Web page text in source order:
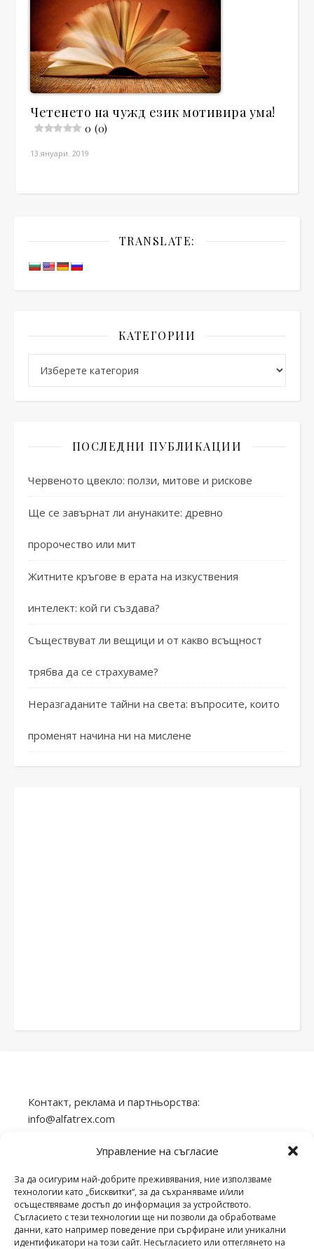
Управление на съгласие
За да осигурим най-добрите преживявания, ние използваме
технологии като „бисквитки“, за да съхраняваме и/или
осъществяваме достъп до информация за устройството.
Съгласието с тези технологии ще ни позволи да обработваме
данни, като например поведение при сърфиране или уникални
идентификатори на този сайт. Несъгласието или оттеглянето на
Четенето на чужд език мотивира ума!
0 (0)
13.януари. 2019
TRANSLATE:
КАТЕГОРИИ
ПОСЛЕДНИ ПУБЛИКАЦИИ
Червеното цвекло: ползи, митове и рискове
Ще се завърнат ли анунаките: древно
пророчество или мит
Житните кръгове в ерата на изкуствения
интелект: кой ги създава?
Съществуват ли вещици и от какво всъщност
трябва да се страхуваме?
Неразгаданите тайни на света: въпросите, които
променят начина ни на мислене
Контакт, реклама и партньорства:
info@alfatrex.com
Използването или публикуването на част или
разрешение е забранено.
veilend.com © Всички права запазени. | 2026 ©